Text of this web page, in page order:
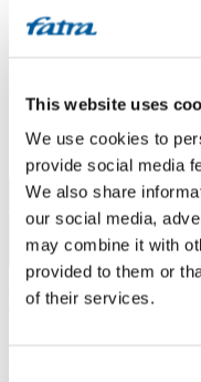
This website uses
We use cookies to
provide social media
We also share
our social media,
may combine it with
provided to them or
of their services.
Profil FATRAFLEX
Lepidla
Ostatní doplňky
VŠECHNY
Menu
Domů/
Poradna/